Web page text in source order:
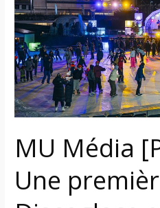
MU Média
Une
air]
Une
première
Discoglace
en
Amérique
du
à
Québec